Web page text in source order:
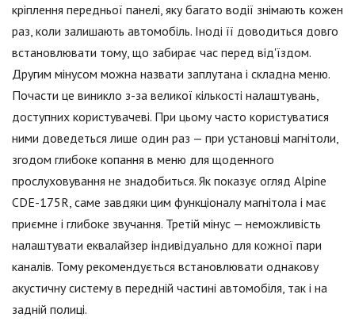
кріплення передньої панелі, яку багато водії знімають кожен
раз, коли залишають автомобіль. Іноді її доводиться довго
встановлювати тому, що забирає час перед від'їздом.
Другим мінусом можна назвати заплутана і складна меню.
Почасти це виникло з-за великої кількості налаштувань,
доступних користувачеві. При цьому часто користуватися
ними доведеться лише один раз — при установці магнітоли,
згодом глибоке копання в меню для щоденного
прослуховування не знадобиться. Як показує огляд Alpine
CDE-175R, саме завдяки цим функціоналу магнітола і має
приємне і глибоке звучання. Третій мінус — неможливість
налаштувати еквалайзер індивідуально для кожної пари
каналів. Тому рекомендується встановлювати однакову
акустичну систему в передній частині автомобіля, так і на
задній полиці.